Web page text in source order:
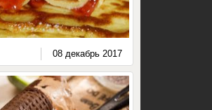
08 декабрь 2017